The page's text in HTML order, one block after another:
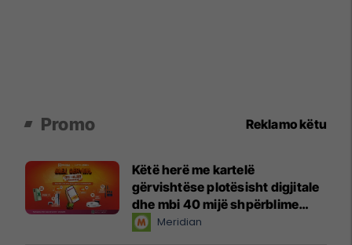
Promo Reklamo këtu
Këtë herë me kartelë
gërvishtëse plotësisht digjitale
dhe mbi 40 mijë shpërblime
instant!Meridian